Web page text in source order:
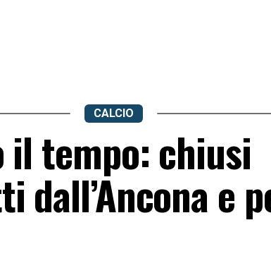
CALCIO
il tempo: chiusi
dall’Ancona e